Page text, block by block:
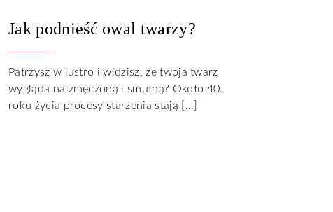
Jak podnieść owal twarzy?
Patrzysz w lustro i widzisz, że twoja twarz
wygląda na zmęczoną i smutną? Około 40.
roku życia procesy starzenia stają […]